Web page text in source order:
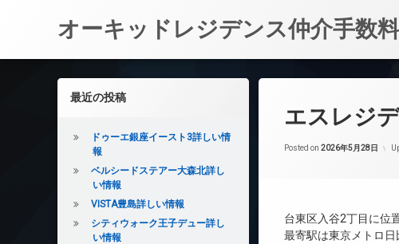
オーキッドレジデンス仲介手数
エスレジ
Posted on 2026年5月28日
台東区入谷2丁目に位
最寄駅は東京メトロ
左サイドバー
最近の投稿
ドゥーエ銀座イースト3詳しい情
報
ベルシードステアー大森北詳し
い情報
VISTA豊島詳しい情報
シティウォーク王子デュー詳し
い情報